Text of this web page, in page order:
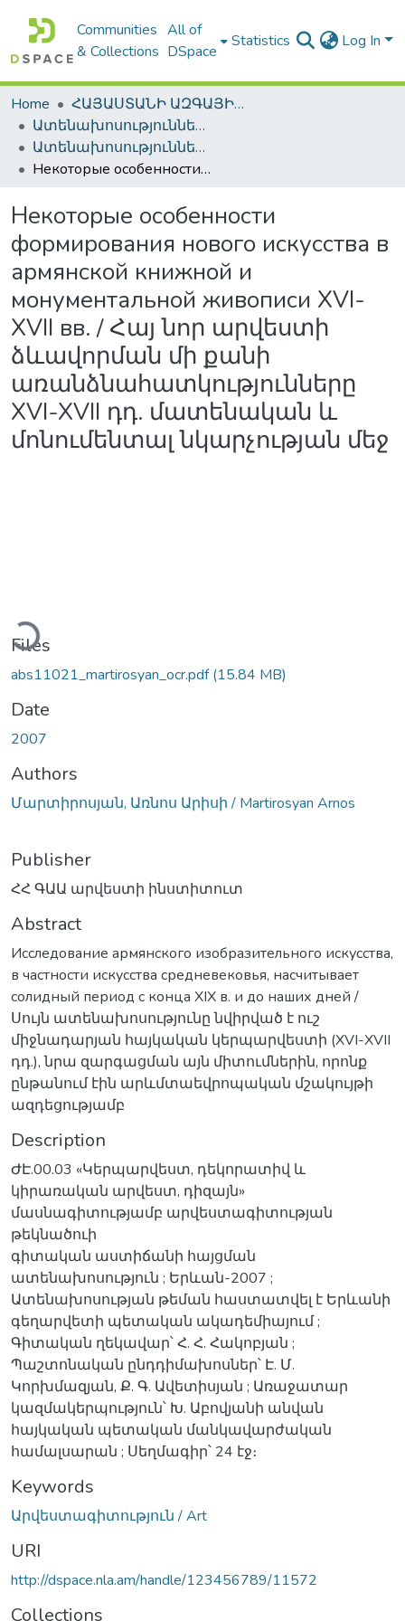
Communities
& Collections
All of
DSpace
Statistics Log In
Home
ՀԱՅԱՍՏԱՆԻ ԱԶԳԱՅԻՆ ԳՐԱԴԱՐԱՆԻ ԹՎԱՅԻՆ ՊԱՀՈՑ / DIGITAL REPOSITORY OF NLA
Ատենախոսություններ և սեղմագրեր / Theses & Abstracts
Ատենախոսություններ և սեղմագրեր / Theses & Abstracts
Некоторые особенности формирования нового искусства в армянской книжной и монументальной живописи XVI-XVII вв. / Հայ նոր արվեստի ձևավորման մի քանի առանձնահատկությունները XVI-XVII դդ. մատենական և մոնումենտալ նկարչության մեջ
Некоторые особенности
формирования нового искусства в
армянской книжной и
монументальной живописи XVI-
XVII вв. / Հայ նոր արվեստի
ձևավորման մի քանի
առանձնահատկությունները
XVI-XVII դդ. մատենական և
մոնումենտալ նկարչության մեջ
Loading...
Files
abs11021_martirosyan_ocr.pdf(15.84 MB)
Date
2007
Authors
Մարտիրոսյան, Առնոս Արիսի / Martirosyan Arnos
Publisher
ՀՀ ԳԱԱ արվեստի ինստիտուտ
Abstract
Исследование армянского изобразительного искусства,
в частности искусства средневековья, насчитывает
солидный период с конца XIX в. и до наших дней /
Սույն ատենախոսությունը նվիրված է ուշ
միջնադարյան հայկական կերպարվեստի (XVI-XVII
դդ.), նրա զարգացման այն միտումներին, որոնք
ընթանում էին արևմտաեվրոպական մշակույթի
ազդեցությամբ
Description
ԺԷ.00.03 «Կերպարվեստ, դեկորատիվ և
կիրառական արվեստ, դիզայն»
մասնագիտությամբ արվեստագիտության
թեկնածուի
գիտական աստիճանի հայցման
ատենախոսություն ; Երևան-2007 ;
Ատենախոսության թեման հաստատվել է Երևանի
գեղարվետի պետական ակադեմիայում ;
Գիտական ղեկավար՝ Հ. Հ. Հակոբյան ;
Պաշտոնական ընդդիմախոսներ՝ Է. Մ.
Կորխմազյան, Ք. Գ. Ավետիսյան ; Առաջատար
կազմակերպություն՝ Խ. Աբովյանի անվան
հայկական պետական մանկավարժական
համալսարան ; Սեղմագիր՝ 24 էջ։
Keywords
Արվեստագիտություն / Art
URI
http://dspace.nla.am/handle/123456789/11572
Collections